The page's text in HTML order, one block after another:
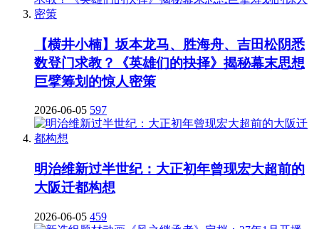
【横井小楠】坂本龙马、胜海舟、吉田松阴悉
数登门求教？《英雄们的抉择》揭秘幕末思想
巨擘筹划的惊人密策
2026-06-05 597
明治维新过半世纪：大正初年曾现宏大超前的
大阪迁都构想
2026-06-05 459